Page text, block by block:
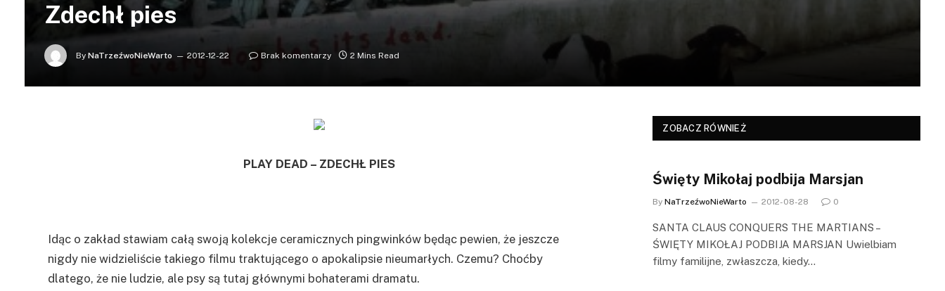
Zdechł pies
By NaTrzeźwoNieWarto 2012-12-22 Brak komentarzy 2 Mins Read
PLAY DEAD – ZDECHŁ PIES
Idąc o zakład stawiam całą swoją kolekcje ceramicznych pingwinków będąc pewien, że jeszcze
nigdy nie widzieliście takiego filmu traktującego o apokalipsie nieumarłych. Czemu? Choćby
dlatego, że nie ludzie, ale psy są tutaj głównymi bohaterami dramatu.
ZOBACZ RÓWNIEŻ
Święty Mikołaj podbija Marsjan
By NaTrzeźwoNieWarto 2012-08-28 0
SANTA CLAUS CONQUERS THE MARTIANS –
ŚWIĘTY MIKOŁAJ PODBIJA MARSJAN Uwielbiam
filmy familijne, zwłaszcza, kiedy…